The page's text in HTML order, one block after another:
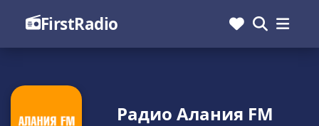
FirstRadio
Радио Алания FM